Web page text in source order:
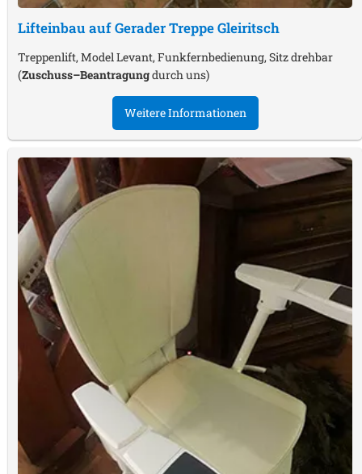
Lifteinbau auf Gerader TreppeGleiritsch
Treppenlift, Model Levant, Funkfernbedienung, Sitz drehbar
(Zuschuss–Beantragungdurch uns)
Weitere Informationen